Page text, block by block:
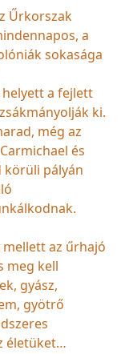
Űrkorszak
a
sokasága
a fejlett
ki.
még az
és
körüli pályán
az űrhajó
meg kell
gyász,
gyötrő
életüket…